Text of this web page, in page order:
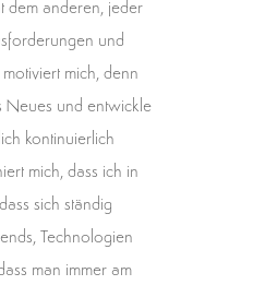
dem anderen, jeder
und
motiviert mich, denn
Neues und entwickle
kontinuierlich
mich, dass ich in
sich ständig
Technologien
man immer am